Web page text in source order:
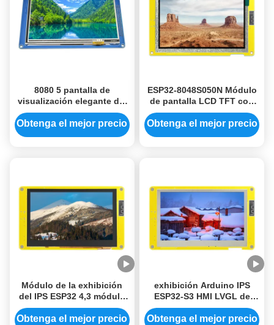
8080 5 pantalla de
visualización elegante del
módulo de la exhibición
del módulo 800x480
Obtenga el mejor precio
ESP32-8048S050N Módulo
de pantalla LCD TFT con
resolución de 800x480 y
color RGB 65K
Obtenga el mejor precio
Módulo de la exhibición
del IPS ESP32 4,3 módulo
resistente de la exhibición
del tacto 800x480 Tft de la
Obtenga el mejor precio
exhibición Arduino IPS
ESP32-S3 HMI LVGL de
800x480 Tft Lcd exhibición
del Lcd de 4,3 pulgadas
Obtenga el mejor precio